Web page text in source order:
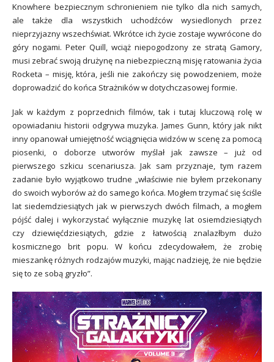
Knowhere bezpiecznym schronieniem nie tylko dla nich samych,
ale także dla wszystkich uchodźców wysiedlonych przez
nieprzyjazny wszechświat. Wkrótce ich życie zostaje wywrócone do
góry nogami. Peter Quill, wciąż niepogodzony ze stratą Gamory,
musi zebrać swoją drużynę na niebezpieczną misję ratowania życia
Rocketa – misję, która, jeśli nie zakończy się powodzeniem, może
doprowadzić do końca Strażników w dotychczasowej formie.
Jak w każdym z poprzednich filmów, tak i tutaj kluczową rolę w
opowiadaniu historii odgrywa muzyka. James Gunn, który jak nikt
inny opanował umiejętność wciągnięcia widzów w scenę za pomocą
piosenki, o doborze utworów myślał jak zawsze – już od
pierwszego szkicu scenariusza. Jak sam przyznaje, tym razem
zadanie było wyjątkowo trudne „właściwie nie byłem przekonany
do swoich wyborów aż do samego końca. Mogłem trzymać się ściśle
lat siedemdziesiątych jak w pierwszych dwóch filmach, a mogłem
pójść dalej i wykorzystać wyłącznie muzykę lat osiemdziesiątych
czy dziewięćdziesiątych, gdzie z łatwością znalazłbym dużo
kosmicznego brit popu. W końcu zdecydowałem, że zrobię
mieszankę różnych rodzajów muzyki, mając nadzieję, że nie będzie
się to ze sobą gryzło”.